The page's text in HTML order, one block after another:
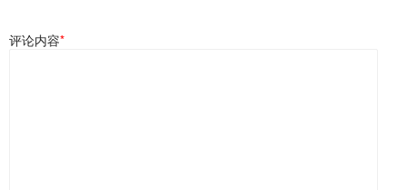
评论内容*